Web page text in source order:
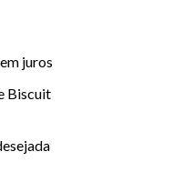
juros
Biscuit